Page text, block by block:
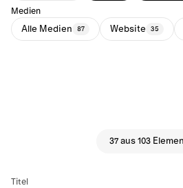
Medien
Alle Medien 87 Website 35
37 aus 103
Titel